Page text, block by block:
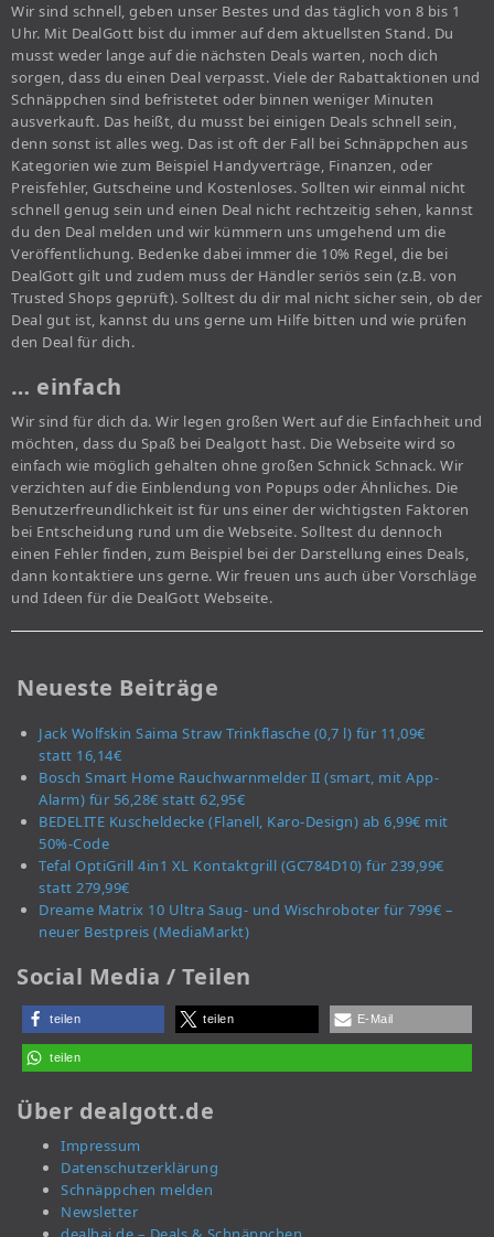
Wir sind schnell, geben unser Bestes und das täglich von 8 bis 1
Uhr. Mit DealGott bist du immer auf dem aktuellsten Stand. Du
musst weder lange auf die nächsten Deals warten, noch dich
sorgen, dass du einen Deal verpasst. Viele der Rabattaktionen und
Schnäppchen sind befristetet oder binnen weniger Minuten
ausverkauft. Das heißt, du musst bei einigen Deals schnell sein,
denn sonst ist alles weg. Das ist oft der Fall bei Schnäppchen aus
Kategorien wie zum Beispiel Handyverträge, Finanzen, oder
Preisfehler, Gutscheine und Kostenloses. Sollten wir einmal nicht
schnell genug sein und einen Deal nicht rechtzeitig sehen, kannst
du den Deal melden und wir kümmern uns umgehend um die
Veröffentlichung. Bedenke dabei immer die 10% Regel, die bei
DealGott gilt und zudem muss der Händler seriös sein (z.B. von
Trusted Shops geprüft). Solltest du dir mal nicht sicher sein, ob der
Deal gut ist, kannst du uns gerne um Hilfe bitten und wie prüfen
den Deal für dich.
… einfach
Wir sind für dich da. Wir legen großen Wert auf die Einfachheit und
möchten, dass du Spaß bei Dealgott hast. Die Webseite wird so
einfach wie möglich gehalten ohne großen Schnick Schnack. Wir
verzichten auf die Einblendung von Popups oder Ähnliches. Die
Benutzerfreundlichkeit ist für uns einer der wichtigsten Faktoren
bei Entscheidung rund um die Webseite. Solltest du dennoch
einen Fehler finden, zum Beispiel bei der Darstellung eines Deals,
dann kontaktiere uns gerne. Wir freuen uns auch über Vorschläge
und Ideen für die DealGott Webseite.
Neueste Beiträge
Jack Wolfskin Saima Straw Trinkflasche (0,7 l) für 11,09€
statt 16,14€
Bosch Smart Home Rauchwarnmelder II (smart, mit App-
Alarm) für 56,28€ statt 62,95€
BEDELITE Kuscheldecke (Flanell, Karo-Design) ab 6,99€ mit
50%-Code
Tefal OptiGrill 4in1 XL Kontaktgrill (GC784D10) für 239,99€
statt 279,99€
Dreame Matrix 10 Ultra Saug- und Wischroboter für 799€ –
neuer Bestpreis (MediaMarkt)
Social Media / Teilen
teilen teilen E-Mail
teilen
Über dealgott.de
Impressum
Datenschutzerklärung
Schnäppchen melden
Newsletter